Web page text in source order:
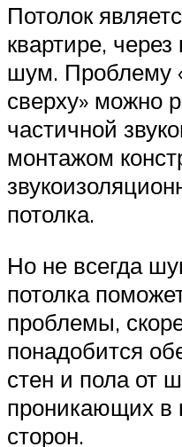
Потолок
квартире,
шум. Проблему
сверху» можно
частичной
монтажом
потолка.
Но не всегда
потолка
проблемы,
понадобится
стен и пола от
проникающих в
сторон.